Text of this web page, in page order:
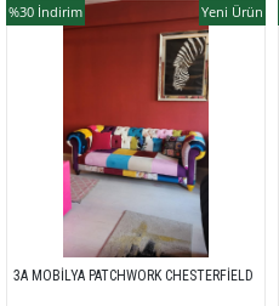
3A MOBİLYA PATCHWORK CHESTERFİELD
%30 İndirim Yeni Ürün